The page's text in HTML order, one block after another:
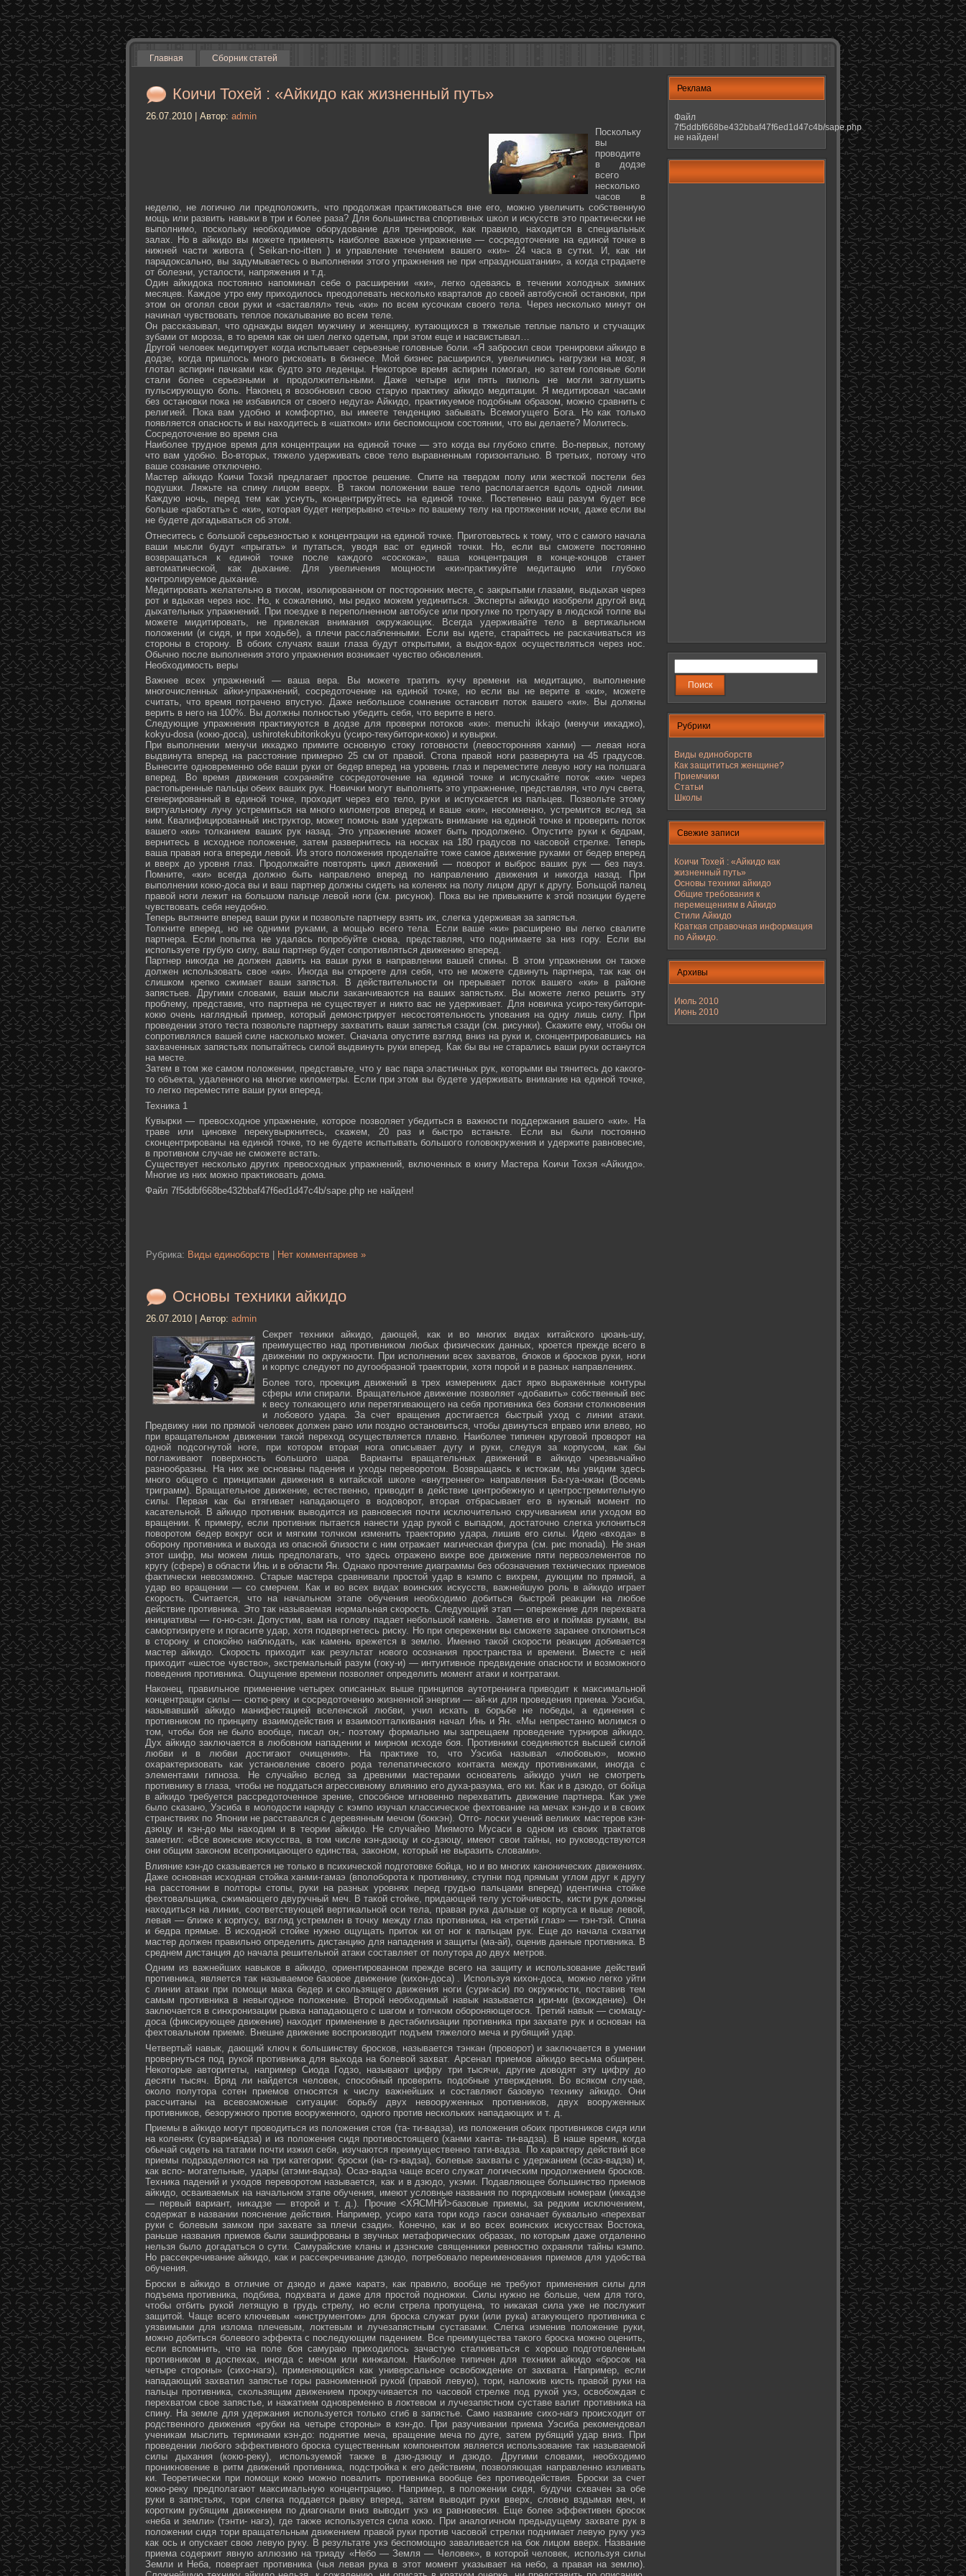
Главная Сборник статей
Коичи Тохей : «Айкидо как жизненный путь»
26.07.2010 | Автор: admin
Поскольку
вы
проводите
в додзе
всего
несколько
часов в
неделю, не логично ли предположить, что продолжая практиковаться вне его, можно увеличить собственную
мощь или развить навыки в три и более раза? Для большинства спортивных школ и искусств это практически не
выполнимо, поскольку необходимое оборудование для тренировок, как правило, находится в специальных
залах. Но в айкидо вы можете применять наиболее важное упражнение — сосредоточение на единой точке в
нижней части живота ( Seikan-­no-­itten ) и управление течением вашего «ки»- 24 часа в сутки. И, как ни
парадоксально, вы задумываетесь о выполнении этого упражнения не при «праздношатании», а когда страдаете
от болезни, усталости, напряжения и т.д.
Один айкидока постоянно напоминал себе о расширении «ки», легко одеваясь в течении холодных зимних
месяцев. Каждое утро ему приходилось преодолевать несколько кварталов до своей автобусной остановки, при
этом он оголял свои руки и «заставлял» течь «ки» по всем кусочкам своего тела. Через несколько минут он
начинал чувствовать теплое покалывание во всем теле.
Он рассказывал, что однажды видел мужчину и женщину, кутающихся в тяжелые теплые пальто и стучащих
зубами от мороза, в то время как он шел легко одетым, при этом еще и насвистывал…
Другой человек медитирует когда испытывает серьезные головные боли. «Я забросил свои тренировки айкидо в
додзе, когда пришлось много рисковать в бизнесе. Мой бизнес расширился, увеличились нагрузки на мозг, я
глотал аспирин пачками как будто это леденцы. Некоторое время аспирин помогал, но затем головные боли
стали более серьезными и продолжительными. Даже четыре или пять пилюль не могли заглушить
пульсирующую боль. Наконец я возобновил свою старую практику айкидо медитации. Я медитировал часами
без остановки пока не избавился от своего недуга» Айкидо, практикуемое подобным образом, можно сравнить с
религией. Пока вам удобно и комфортно, вы имеете тенденцию забывать Всемогущего Бога. Но как только
появляется опасность и вы находитесь в «шатком» или беспомощном состоянии, что вы делаете? Молитесь.
Сосредоточение во время сна
Наиболее трудное время для концентрации на единой точке — это когда вы глубоко спите. Во-первых, потому
что вам удобно. Во-вторых, тяжело удерживать свое тело выравненным горизонтально. В третьих, потому что
ваше сознание отключено.
Мастер айкидо Коичи Тохэй предлагает простое решение. Спите на твердом полу или жесткой постели без
подушки. Ляжьте на спину лицом вверх. В таком положении ваше тело располагается вдоль одной линии.
Каждую ночь, перед тем как уснуть, концентрируйтесь на единой точке. Постепенно ваш разум будет все
больше «работать» с «ки», которая будет непрерывно «течь» по вашему телу на протяжении ночи, даже если вы
не будете догадываться об этом.
Отнеситесь с большой серьезностью к концентрации на единой точке. Приготовьтесь к тому, что с самого начала
ваши мысли будут «прыгать» и путаться, уводя вас от единой точки. Но, если вы сможете постоянно
возвращаться к единой точке после каждого «соскока», ваша концентрация в конце-концов станет
автоматической, как дыхание. Для увеличения мощности «ки»практикуйте медитацию или глубоко
контролируемое дыхание.
Медитировать желательно в тихом, изолированном от посторонних месте, с закрытыми глазами, выдыхая через
рот и вдыхая через нос. Но, к сожалению, мы редко можем уединиться. Эксперты айкидо изобрели другой вид
дыхательных упражнений. При поездке в переполненном автобусе или прогулке по тротуару в людской толпе вы
можете мидитировать, не привлекая внимания окружающих. Всегда удерживайте тело в вертикальном
положении (и сидя, и при ходьбе), а плечи расслабленными. Если вы идете, старайтесь не раскачиваться из
стороны в сторону. В обоих случаях ваши глаза будут открытыми, а выдох-вдох осуществляться через нос.
Обычно после выполнения этого упражнения возникает чувство обновления.
Необходимость веры
Важнее всех упражнений — ваша вера. Вы можете тратить кучу времени на медитацию, выполнение
многочисленных айки-упражнений, сосредоточение на единой точке, но если вы не верите в «ки», можете
считать, что время потрачено впустую. Даже небольшое сомнение остановит поток вашего «ки». Вы должны
верить в него на 100%. Вы должны полностью убедить себя, что верите в него.
Следующие упражнения практикуются в додзе для проверки потоков «ки»: menuchi ikkajo (менучи иккаджо),
kokyu-dosa (кокю-доса), ushiro­tekubitori­kokyu (усиро-текубитори-кокю) и кувырки.
При выполнении менучи иккаджо примите основную стоку готовности (левосторонняя ханми) — левая нога
выдвинута вперед на расстояние примерно 25 см от правой. Стопа правой ноги развернута на 45 градусов.
Вынесите одновременно обе ваши руки от бедер вперед на уровень глаз и переместите левую ногу на полшага
вперед. Во время движения сохраняйте сосредоточение на единой точке и испускайте поток «ки» через
растопыренные пальцы обеих ваших рук. Новички могут выполнять это упражнение, представляя, что луч света,
сгенерированный в единой точке, проходит через его тело, руки и испускается из пальцев. Позвольте этому
виртуальному лучу устремиться на много километров вперед и ваше «ки», несомненно, устремится вслед за
ним. Квалифицированный инструктор, может помочь вам удержать внимание на единой точке и проверить поток
вашего «ки» толканием ваших рук назад. Это упражнение может быть продолжено. Опустите руки к бедрам,
вернитесь в исходное положение, затем развернитесь на носках на 180 градусов по часовой стрелке. Теперь
ваша правая нога впереди левой. Из этого положения проделайте тоже самое движение руками от бедер вперед
и вверх до уровня глаз. Продолжайте повторять цикл движений — поворот и выброс ваших рук — без пауз.
Помните, «ки» всегда должно быть направлено вперед по направлению движения и никогда назад. При
выполнении кокю-доса вы и ваш партнер должны сидеть на коленях на полу лицом друг к другу. Больщой палец
правой ноги лежит на большом пальце левой ноги (см. рисунок). Пока вы не привыкните к этой позиции будете
чувствовать себя неудобно.
Теперь вытяните вперед ваши руки и позвольте партнеру взять их, слегка удерживая за запястья.
Толкните вперед, но не одними руками, а мощью всего тела. Если ваше «ки» расширено вы легко свалите
партнера. Если попытка не удалась попробуйте снова, представляя, что поднимаете за низ гору. Если вы
используете грубую силу, ваш партнер будет сопротивляться движению вперед.
Партнер никогда не должен давить на ваши руки в направлении вашей спины. В этом упражнении он также
должен использовать свое «ки». Иногда вы откроете для себя, что не можете сдвинуть партнера, так как он
слишком крепко сжимает ваши запястья. В действительности он прерывает поток вашего «ки» в районе
запястьев. Другими словами, ваши мысли заканчиваются на ваших запястьях. Вы можете легко решить эту
проблему, представив, что партнера не существует и никто вас не удерживает. Для новичка усиро-текубитори-
кокю очень наглядный пример, который демонстрирует несостоятельность упования на одну лишь силу. При
проведении этого теста позвольте партнеру захватить ваши запястья сзади (см. рисунки). Скажите ему, чтобы он
сопротивлялся вашей силе насколько может. Сначала опустите взгляд вниз на руки и, сконцентрировавшись на
захваченных запястьях попытайтесь силой выдвинуть руки вперед. Как бы вы не старались ваши руки останутся
на месте.
Затем в том же самом положении, представьте, что у вас пара эластичных рук, которыми вы тянитесь до какого-
то объекта, удаленного на многие километры. Если при этом вы будете удерживать внимание на единой точке,
то легко переместите ваши руки вперед.
Техника 1
Кувырки — превосходное упражнение, которое позволяет убедиться в важности поддержания вашего «ки». На
траве или циновке перекувыркнитесь, скажем, 20 раз и быстро встаньте. Если вы были постоянно
сконцентрированы на единой точке, то не будете испытывать большого головокружения и удержите равновесие,
в противном случае не сможете встать.
Существует несколько других превосходных упражнений, включенных в книгу Мастера Коичи Тохэя «Айкидо».
Многие из них можно практиковать дома.
Файл 7f5ddbf668be432bbaf47f6ed1d47c4b/sape.php не найден!
Рубрика: Виды единоборств Нет комментариев »
Основы техники айкидо
26.07.2010 | Автор: admin
Секрет техники айкидо, дающей, как и во многих видах китайского цюань-шу,
преимущество над противником любых физических данных, кроется прежде всего в
движении по окружности. При исполнении всех захватов, блоков и бросков руки, ноги
и корпус следуют по дугообразной траектории, хотя порой и в разных направлениях.
Более того, проекция движений в трех измерениях даст ярко выраженные контуры
сферы или спирали. Вращательное движение позволяет «добавить» собственный вес
к весу толкающего или перетягивающего на себя противника без боязни столкновения
и лобового удара. За счет вращения достигается быстрый уход с линии атаки.
Предвижу нии по прямой человек должен рано или поздно остановиться, чтобы двинуться вправо или влево, но
при вращательном движении такой переход осуществляется плавно. Наиболее типичен круговой проворот на
одной подсогнутой ноге, при котором вторая нога описывает дугу и руки, следуя за корпусом, как бы
поглаживают поверхность большого шара. Варианты вращательных движений в айкидо чрезвычайно
разнообразны. На них же основаны падения и уходы переворотом. Возвращаясь к истокам, мы увидим здесь
много общего с принципами движения в китайской школе «внутреннего» направления Ба-гуа-чжан (Восемь
триграмм). Вращательное движение, естественно, приводит в действие центробежную и центростремительную
силы. Первая как бы втягивает нападающего в водоворот, вторая отбрасывает его в нужный момент по
касательной. В айкидо противник выводится из равновесия почти исключительно скручиванием или уходом во
вращении. К примеру, если противник пытается нанести удар рукой с выпадом, достаточно слегка уклониться
поворотом бедер вокруг оси и мягким толчком изменить траекторию удара, лишив его силы. Идею «входа» в
оборону противника и выхода из опасной близости с ним отражает магическая фигура (см. рис monada). Не зная
этот шифр, мы можем лишь предполагать, что здесь отражено вихре вое движение пяти первоэлементов по
кругу (сфере) в области Инь и в области Ян. Однако прочтение диаграммы без обозначения технических приемов
фактически невозможно. Старые мастера сравнивали простой удар в кэмпо с вихрем, дующим по прямой, а
удар во вращении — со смерчем. Как и во всех видах воинских искусств, важнейшую роль в айкидо играет
скорость. Считается, что на начальном этапе обучения необходимо добиться быстрой реакции на любое
действие противника. Это так называемая нормальная скорость. Следующий этап — опережение для перехвата
инициативы — го-но-сэн. Допустим, вам на голову падает небольшой камень. Заметив его и поймав руками, вы
самортизируете и погасите удар, хотя подвергнетесь риску. Но при опережении вы сможете заранее отклониться
в сторону и спокойно наблюдать, как камень врежется в землю. Именно такой скорости реакции добивается
мастер айкидо. Скорость приходит как результат нового осознания пространства и времени. Вместе с ней
приходит «шестое чувство», экстремальный разум (гоку-и) — интуитивное предвидение опасности и возможного
поведения противника. Ощущение времени позволяет определить момент атаки и контратаки.
Наконец, правильное применение четырех описанных выше принципов аутотренинга приводит к максимальной
концентрации силы — сютю-реку и сосредоточению жизненной энергии — ай-ки для проведения приема. Уэсиба,
называвший айкидо манифестацией вселенской любви, учил искать в борьбе не победы, а единения с
противником по принципу взаимодействия и взаимоотталкивания начал Инь и Ян. «Мы непрестанно молимся о
том, чтобы боя не было вообще, писал он,- поэтому формально мы запрещаем проведение турниров айкидо.
Дух айкидо заключается в любовном нападении и мирном исходе боя. Противники соединяются высшей силой
любви и в любви достигают очищения». На практике то, что Уэсиба называл «любовью», можно
охарактеризовать как установление своего рода телепатического контакта между противниками, иногда с
элементами гипноза. Не случайно вслед за древними мастерами основатель айкидо учил не смотреть
противнику в глаза, чтобы не поддаться агрессивному влиянию его духа-разума, его ки. Как и в дзюдо, от бойца
в айкидо требуется рассредоточенное зрение, способное мгновенно перехватить движение партнера. Как уже
было сказано, Уэсиба в молодости наряду с кэмпо изучал классическое фехтование на мечах кэн-до и в своих
странствиях по Японии не расставался с деревянным мечом (боккэн). Отго- лоски учений великих мастеров кэн-
дзюцу и кэн-до мы находим и в теории айкидо. Не случайно Миямото Мусаси в одном из своих трактатов
заметил: «Все воинские искусства, в том числе кэн-дзюцу и со-дзюцу, имеют свои тайны, но руководствуются
они общим законом всепроницающего единства, законом, который не выразить словами».
Влияние кэн-до сказывается не только в психической подготовке бойца, но и во многих канонических движениях.
Даже основная исходная стойка ханми-гамаэ (вполоборота к противнику, ступни под прямым углом друг к другу
на расстоянии в полторы стопы, руки на разных уровнях перед грудью пальцами вперед) идентична стойке
фехтовальщика, сжимающего двуручный меч. В такой стойке, придающей телу устойчивость, кисти рук должны
находиться на линии, соответствующей вертикальной оси тела, правая рука дальше от корпуса и выше левой,
левая — ближе к корпусу, взгляд устремлен в точку между глаз противника, на «третий глаз» — тэн-тэй. Спина
и бедра прямые. В исходной стойке нужно ощущать приток ки от ног к пальцам рук. Еще до начала схватки
мастер должен правильно определить дистанцию для нападения и защиты (ма-ай), оценив данные противника. В
среднем дистанция до начала решительной атаки составляет от полутора до двух метров.
Одним из важнейших навыков в айкидо, ориентированном прежде всего на защиту и использование действий
противника, является так называемое базовое движение (кихон-доса) . Используя кихон-доса, можно легко уйти
с линии атаки при помощи маха бедер и скользящего движения ноги (сури-аси) по окружности, поставив тем
самым противника в невыгодное положение. Второй необходимый навык называется ири-ми (вхождение). Он
заключается в синхронизации рывка нападающего с шагом и толчком обороняющегося. Третий навык — сюмацу-
доса (фиксирующее движение) находит применение в дестабилизации противника при захвате рук и основан на
фехтовальном приеме. Внешне движение воспроизводит подъем тяжелого меча и рубящий удар.
Четвертый навык, дающий ключ к большинству бросков, называется тэнкан (проворот) и заключается в умении
провернуться под рукой противника для выхода на болевой захват. Арсенал приемов айкидо весьма обширен.
Некоторые авторитеты, например Сиода Годзо, называют цифру три тысячи, другие доводят эту цифру до
десяти тысяч. Вряд ли найдется человек, способный проверить подобные утверждения. Во всяком случае,
около полутора сотен приемов относятся к числу важнейших и составляют базовую технику айкидо. Они
рассчитаны на всевозможные ситуации: борьбу двух невооруженных противников, двух вооруженных
противников, безоружного против вооруженного, одного против нескольких нападающих и т. д.
Приемы в айкидо могут проводиться из положения стоя (та- ти-вадза), из положения обоих противников сидя или
на коленях (сувари-вадза) и из положения сидя противостоящего (ханми ханта- ти-вадза). В наше время, когда
обычай сидеть на татами почти изжил себя, изучаются преимущественно тати-вадза. По характеру действий все
приемы подразделяются на три категории: броски (на- гэ-вадза), болевые захваты с удержанием (осаэ-вадза) и,
как вспо- могательные, удары (атэми-вадза). Осаэ-вадза чаще всего служат логическим продолжением бросков.
Техника падений и уходов переворотом называется, как и в дзюдо, укэми. Подавляющее большинство приемов
айкидо, осваиваемых на начальном этапе обучения, имеют условные названия по порядковым номерам (иккадзе
— первый вариант, никадзе — второй и т. д.). Прочие <ХЯСМНЙ>базовые приемы, за редким исключением,
содержат в названии пояснение действия. Например, усиро ката тори кодэ гаэси означает буквально «перехват
руки с болевым замком при захвате за плечи сзади». Конечно, как и во всех воинских искусствах Востока,
раньше названия приемов были зашифрованы в звучных метафорических образах, по которым даже отдаленно
нельзя было догадаться о сути. Самурайские кланы и дзэнские священники ревностно охраняли тайны кэмпо.
Но рассекречивание айкидо, как и рассекречивание дзюдо, потребовало переименования приемов для удобства
обучения.
Броски в айкидо в отличие от дзюдо и даже каратэ, как правило, вообще не требуют применения силы для
подъема противника, подбива, подхвата и даже для простой подножки. Силы нужно не больше, чем для того,
чтобы отбить рукой летящую в грудь стрелу, но если стрела пропущена, то никакая сила уже не послужит
защитой. Чаще всего ключевым «инструментом» для броска служат руки (или рука) атакующего противника с
уязвимыми для излома плечевым, локтевым и лучезапястным суставами. Слегка изменив положение руки,
можно добиться болевого эффекта с последующим падением. Все преимущества такого броска можно оценить,
если вспомнить, что на поле боя самураю приходилось зачастую сталкиваться с хорошо подготовленным
противником в доспехах, иногда с мечом или кинжалом. Наиболее типичен для техники айкидо «бросок на
четыре стороны» (сихо-нагэ), применяющийся как универсальное освобождение от захвата. Например, если
нападающий захватил запястье горы разноименной рукой (правой левую), тори, наложив кисть правой руки на
пальцы противника, скользящим движением прокручивается по часовой стрелке под рукой укэ, освобождая с
перехватом свое запястье, и нажатием одновременно в локтевом и лучезапястном суставе валит противника на
спину. На земле для удержания используется только сгиб в запястье. Само название сихо-нагэ происходит от
родственного движения «рубки на четыре стороны» в кэн-до. При разучивании приема Уэсиба рекомендовал
ученикам мыслить терминами кэн-до: поднятие меча, вращение меча по дуге, затем рубящий удар вниз. При
проведении любого эффективного броска существенным компонентом является использование так называемой
силы дыхания (кокю-реку), используемой также в дзю-дзюцу и дзюдо. Другими словами, необходимо
проникновение в ритм движений противника, подстройка к его действиям, позволяющая направленно изливать
ки. Теоретически при помощи кокю можно повалить противника вообще без противодействия. Броски за счет
кокю-реку предполагают максимальную концентрацию. Например, в положении сидя, будучи схвачен за обе
руки в запястьях, тори слегка поддается рывку вперед, затем выводит руки вверх, словно вздымая меч, и
коротким рубящим движением по диагонали вниз выводит укэ из равновесия. Еще более эффективен бросок
«неба и земли» (тэнти- нагэ), где также используется сила кокю. При аналогичном предыдущему захвате рук в
положении сидя тори вращательным движением правой руки против часовой стрелки поднимает левую руку укэ
как ось и опускает свою левую руку. В результате укэ беспомощно заваливается на бок лицом вверх. Название
приема содержит явную аллюзию на триаду «Небо — Земля — Человек», в которой человек, используя силы
Земли и Неба, повергает противника (чья левая рука в этот момент указывает на небо, а правая на землю).
Реклама
Файл
7f5ddbf668be432bbaf47f6ed1d47c4b/sape.php
не найден!
Рубрики
Виды единоборств
Как защититься женщине?
Приемчики
Статьи
Школы
Свежие записи
Коичи Тохей : «Айкидо как
жизненный путь»
Основы техники айкидо
Общие требования к
перемещениям в Айкидо
Стили Айкидо
Краткая справочная информация
по Айкидо.
Архивы
Июль 2010
Июнь 2010